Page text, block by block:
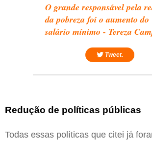
O grande responsável pela
da pobreza foi o aumento do
salário mínimo - Tereza
Tweet.
Redução de políticas públicas
Todas essas políticas que citei já